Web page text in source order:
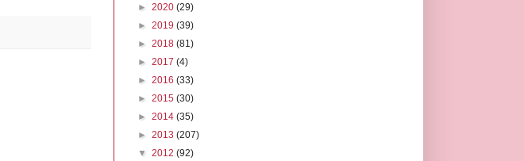
► 2020 (29)
► 2019 (39)
► 2018 (81)
► 2017 (4)
► 2016 (33)
► 2015 (30)
► 2014 (35)
► 2013 (207)
▼ 2012 (92)